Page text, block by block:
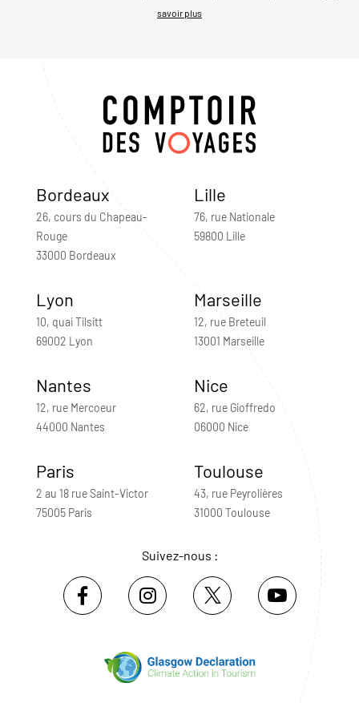
savoir plus
Bordeaux
26, cours du Chapeau-
Rouge
33000 Bordeaux
Lille
76, rue Nationale
59800 Lille
Lyon
10, quai Tilsitt
69002 Lyon
Marseille
12, rue Breteuil
13001 Marseille
Nantes
12, rue Mercoeur
44000 Nantes
Nice
62, rue Gioffredo
06000 Nice
Paris
2 au 18 rue Saint-Victor
75005 Paris
Toulouse
43, rue Peyrolières
31000 Toulouse
Suivez-nous :